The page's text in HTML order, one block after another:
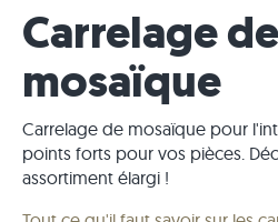
Carrelage de
mosaïque
Carrelage de mosaïque pour
points forts pour vos pièces.
assortiment élargi !